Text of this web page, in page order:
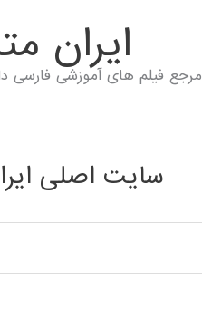
ايران
مرجع فیلم های آموزشی فارسی
سایت اصلی